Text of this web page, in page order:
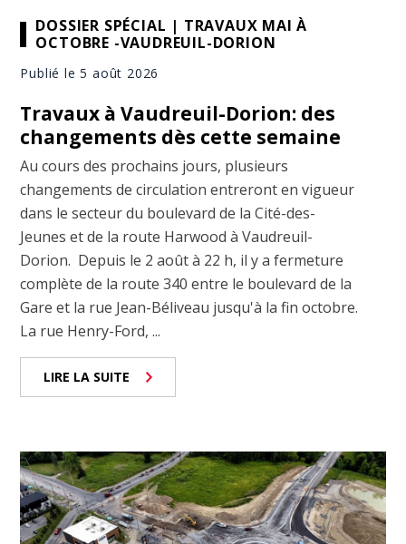
DOSSIER SPÉCIAL | TRAVAUX MAI À
OCTOBRE -VAUDREUIL-DORION
Publié le 5 août 2026
Travaux à Vaudreuil-Dorion: des
changements dès cette semaine
Au cours des prochains jours, plusieurs
changements de circulation entreront en vigueur
dans le secteur du boulevard de la Cité-des-
Jeunes et de la route Harwood à Vaudreuil-
Dorion. Depuis le 2 août à 22 h, il y a fermeture
complète de la route 340 entre le boulevard de la
Gare et la rue Jean-Béliveau jusqu'à la fin octobre.
La rue Henry-Ford, ...
LIRE LA SUITE